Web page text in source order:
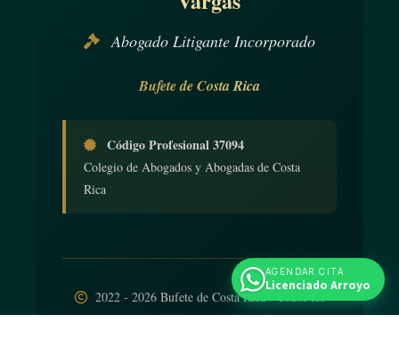
Abogado Litigante Incorporado
Bufete de Costa Rica
Código Profesional 37094
Colegio de Abogados y Abogadas de Costa
Rica
2022 - 2026 Bufete de Costa Rica - Todos los
derechos reservados
AGENDAR CITA
Licenciado Arroyo